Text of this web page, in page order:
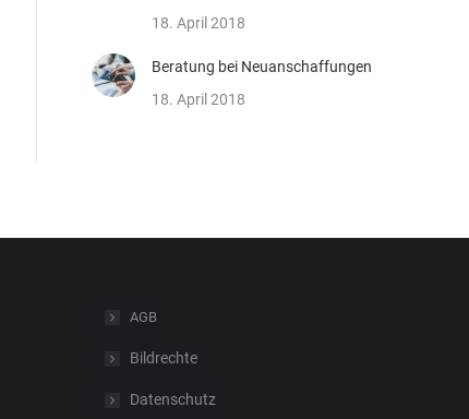
18. April 2018
Beratung bei Neuanschaffungen
18. April 2018
AGB
Bildrechte
Datenschutz